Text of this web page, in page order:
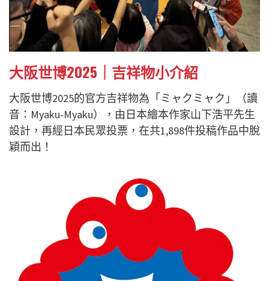
大阪世博2025｜吉祥物小介紹
大阪世博2025的官方吉祥物為「ミャクミャク」（讀
音：Myaku-Myaku），由日本繪本作家山下浩平先生
設計，再經日本民眾投票，在共1,898件投稿作品中脫
穎而出！